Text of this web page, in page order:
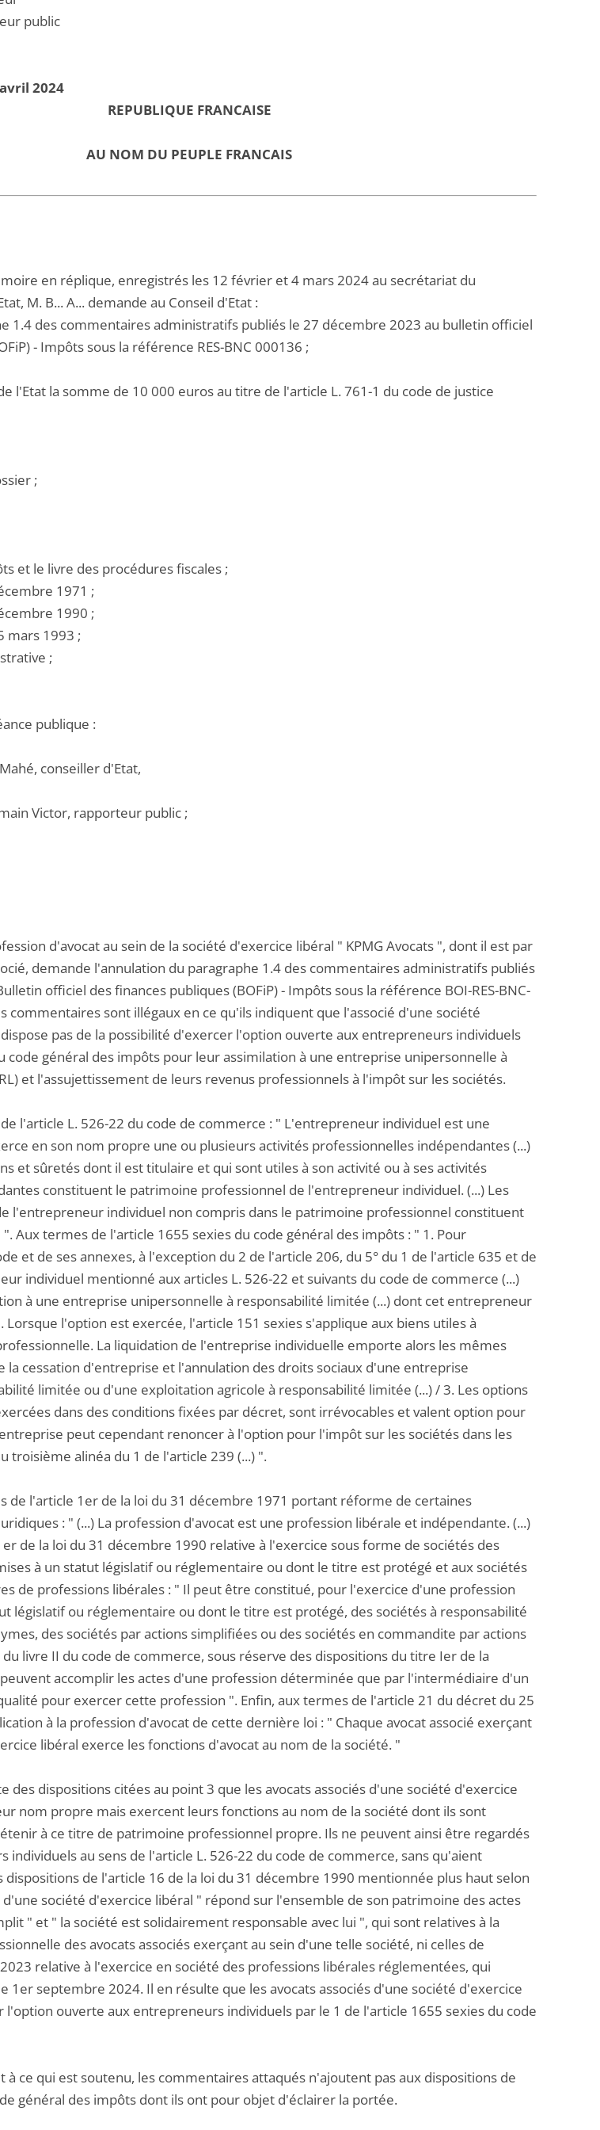
public
2024
REPUBLIQUE FRANCAISE
AU NOM DU PEUPLE FRANCAIS
en réplique, enregistrés les 12 février et 4 mars 2024 au secrétariat du
M. B... A... demande au Conseil d'Etat :
1.4 des commentaires administratifs publiés le 27 décembre 2023 au bulletin officiel
- Impôts sous la référence RES-BNC 000136 ;
l'Etat la somme de 10 000 euros au titre de l'article L. 761-1 du code de justice
;
et le livre des procédures fiscales ;
1971 ;
1990 ;
mars 1993 ;
;
publique :
conseiller d'Etat,
Victor, rapporteur public ;
d'avocat au sein de la société d'exercice libéral " KPMG Avocats ", dont il est par
demande l'annulation du paragraphe 1.4 des commentaires administratifs publiés
officiel des finances publiques (BOFiP) - Impôts sous la référence BOI-RES-BNC-
commentaires sont illégaux en ce qu'ils indiquent que l'associé d'une société
dispose pas de la possibilité d'exercer l'option ouverte aux entrepreneurs individuels
code général des impôts pour leur assimilation à une entreprise unipersonnelle à
et l'assujettissement de leurs revenus professionnels à l'impôt sur les sociétés.
l'article L. 526-22 du code de commerce : " L'entrepreneur individuel est une
en son nom propre une ou plusieurs activités professionnelles indépendantes (...)
et sûretés dont il est titulaire et qui sont utiles à son activité ou à ses activités
constituent le patrimoine professionnel de l'entrepreneur individuel. (...) Les
l'entrepreneur individuel non compris dans le patrimoine professionnel constituent
Aux termes de l'article 1655 sexies du code général des impôts : " 1. Pour
et de ses annexes, à l'exception du 2 de l'article 206, du 5° du 1 de l'article 635 et de
individuel mentionné aux articles L. 526-22 et suivants du code de commerce (...)
à une entreprise unipersonnelle à responsabilité limitée (...) dont cet entrepreneur
Lorsque l'option est exercée, l'article 151 sexies s'applique aux biens utiles à
La liquidation de l'entreprise individuelle emporte alors les mêmes
la cessation d'entreprise et l'annulation des droits sociaux d'une entreprise
limitée ou d'une exploitation agricole à responsabilité limitée (...) / 3. Les options
dans des conditions fixées par décret, sont irrévocables et valent option pour
peut cependant renoncer à l'option pour l'impôt sur les sociétés dans les
troisième alinéa du 1 de l'article 239 (...) ".
de l'article 1er de la loi du 31 décembre 1971 portant réforme de certaines
: " (...) La profession d'avocat est une profession libérale et indépendante. (...)
de la loi du 31 décembre 1990 relative à l'exercice sous forme de sociétés des
à un statut législatif ou réglementaire ou dont le titre est protégé et aux sociétés
de professions libérales : " Il peut être constitué, pour l'exercice d'une profession
législatif ou réglementaire ou dont le titre est protégé, des sociétés à responsabilité
des sociétés par actions simplifiées ou des sociétés en commandite par actions
livre II du code de commerce, sous réserve des dispositions du titre Ier de la
peuvent accomplir les actes d'une profession déterminée que par l'intermédiaire d'un
pour exercer cette profession ". Enfin, aux termes de l'article 21 du décret du 25
à la profession d'avocat de cette dernière loi : " Chaque avocat associé exerçant
libéral exerce les fonctions d'avocat au nom de la société. "
des dispositions citées au point 3 que les avocats associés d'une société d'exercice
nom propre mais exercent leurs fonctions au nom de la société dont ils sont
à ce titre de patrimoine professionnel propre. Ils ne peuvent ainsi être regardés
individuels au sens de l'article L. 526-22 du code de commerce, sans qu'aient
dispositions de l'article 16 de la loi du 31 décembre 1990 mentionnée plus haut selon
d'une société d'exercice libéral " répond sur l'ensemble de son patrimoine des actes
" et " la société est solidairement responsable avec lui ", qui sont relatives à la
des avocats associés exerçant au sein d'une telle société, ni celles de
relative à l'exercice en société des professions libérales réglementées, qui
1er septembre 2024. Il en résulte que les avocats associés d'une société d'exercice
ouverte aux entrepreneurs individuels par le 1 de l'article 1655 sexies du code
à ce qui est soutenu, les commentaires attaqués n'ajoutent pas aux dispositions de
général des impôts dont ils ont pour objet d'éclairer la portée.